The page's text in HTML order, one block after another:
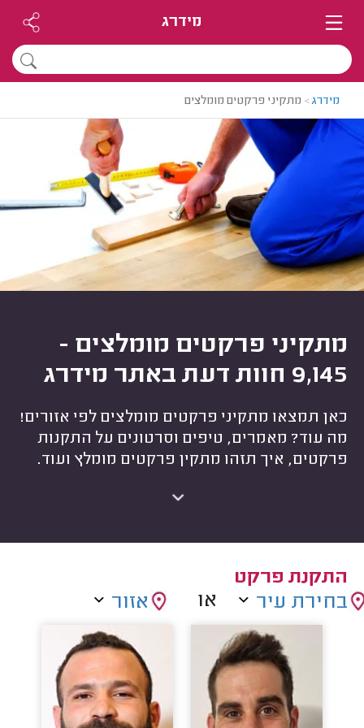
מידרג
מידרג> מתקיני פרקטים מומלצים
מתקיני פרקטים מומלצים -
9,145 חוות דעת באתר מידרג
כאן תמצאו מתקיני פרקטים מומלצים לפי אזורים!
מה עוד? מאמרים, טיפים וסרטונים על התקנות
פרקטים, איך תזהו מתקין פרקטים מומלץ ועוד.
התקנת פרקט
בחירת עיר או אזור